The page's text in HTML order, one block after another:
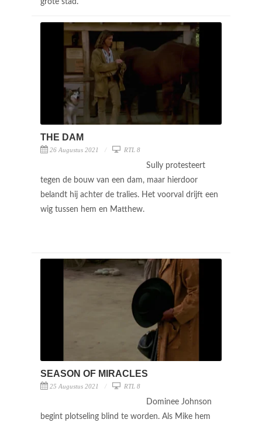
THE DAM
26 Augustus 2021 RTL 8
Sully protesteert
tegen de bouw van een dam, maar hierdoor
belandt hij achter de tralies. Het voorval drijft een
wig tussen hem en Matthew.
SEASON OF MIRACLES
25 Augustus 2021 RTL 8
Dominee Johnson
begint plotseling blind te worden. Als Mike hem